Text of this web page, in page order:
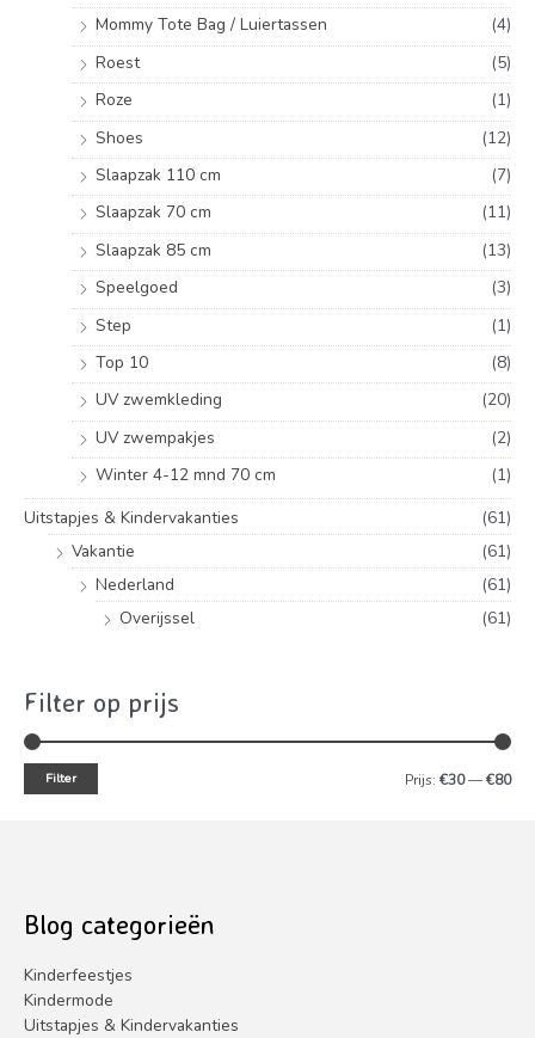
Mommy Tote Bag / Luiertassen
(4)
Roest
(5)
Roze
(1)
Shoes
(12)
Slaapzak 110 cm
(7)
Slaapzak 70 cm
(11)
Slaapzak 85 cm
(13)
Speelgoed
(3)
Step
(1)
Top 10
(8)
UV zwemkleding
(20)
UV zwempakjes
(2)
Winter 4-12 mnd 70 cm
(1)
Uitstapjes & Kindervakanties
(61)
Vakantie
(61)
Nederland
(61)
Overijssel
(61)
Filter op prijs
MM
Filter Prijs: €30—€80
Blog categorieën
Kinderfeestjes
Kindermode
Uitstapjes & Kindervakanties